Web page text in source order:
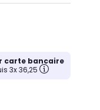
carte bancaire
3x 36,25